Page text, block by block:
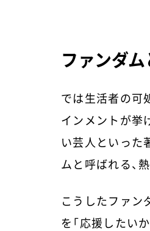
ファンダ
では生活者の可
インメントが挙
い芸人といった
ムと呼ばれる、
こうしたファン
を「応援したい